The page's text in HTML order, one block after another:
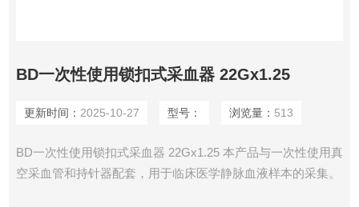
BD一次性使用锁扣式采血器 22Gx1.25
更新时间： 2025-10-27 型号： 浏览量： 513
BD一次性使用锁扣式采血器 22Gx1.25 本产品与一次性使用真
空采血管和持针器配套，用于临床医学静脉血液样本的采集。